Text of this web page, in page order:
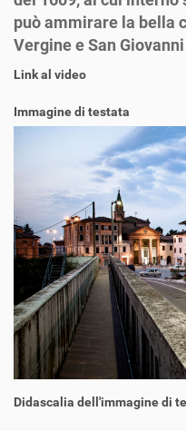
può ammirare la bella
Vergine e San
Link al video
Immagine di testata
Didascalia dell'immagine di